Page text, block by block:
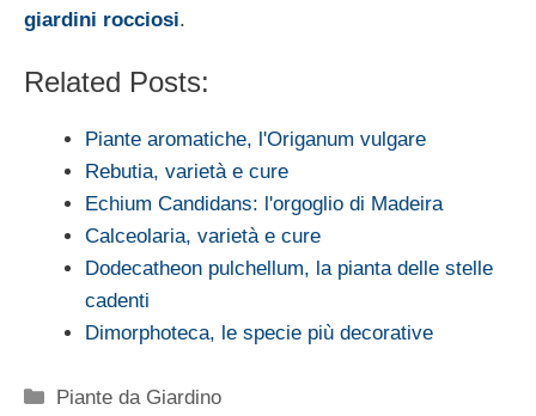
giardini rocciosi.
Related Posts:
Piante aromatiche, l'Origanum vulgare
Rebutia, varietà e cure
Echium Candidans: l'orgoglio di Madeira
Calceolaria, varietà e cure
Dodecatheon pulchellum, la pianta delle stelle
cadenti
Dimorphoteca, le specie più decorative
Categorie
Piante da Giardino